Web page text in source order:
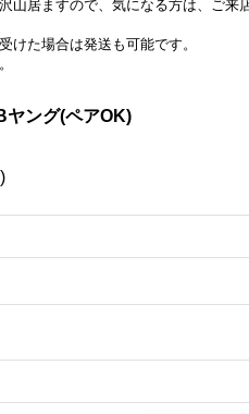
山居ますので、気になる方は、ご来
けた場合は発送も可能です。
ヤング(ペアOK)